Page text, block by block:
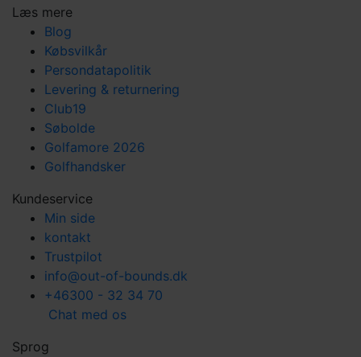
Læs mere
Blog
Købsvilkår
Persondatapolitik
Levering & returnering
Club19
Søbolde
Golfamore 2026
Golfhandsker
Kundeservice
Min side
kontakt
Trustpilot
info@out-of-bounds.dk
+46300 - 32 34 70
Chat med os
Sprog